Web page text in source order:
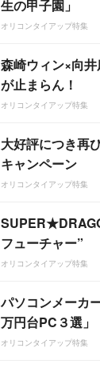
生の甲子園」
オリコンタイアップ特集
森崎ウィン×向
が止まらん！
オリコンタイアップ特集
大好評につき再
キャンペーン
オリコンタイアップ特集
フューチャー”
オリコンタイアップ特集
パソコンメーカ
万円台PC３選」
オリコンタイアップ特集